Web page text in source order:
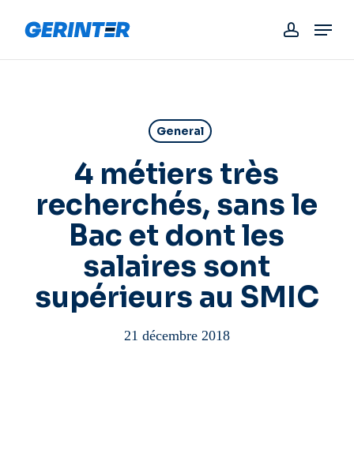
account
Menu
General
4 métiers très
recherchés, sans le
Bac et dont les
salaires sont
supérieurs au SMIC
21 décembre 2018